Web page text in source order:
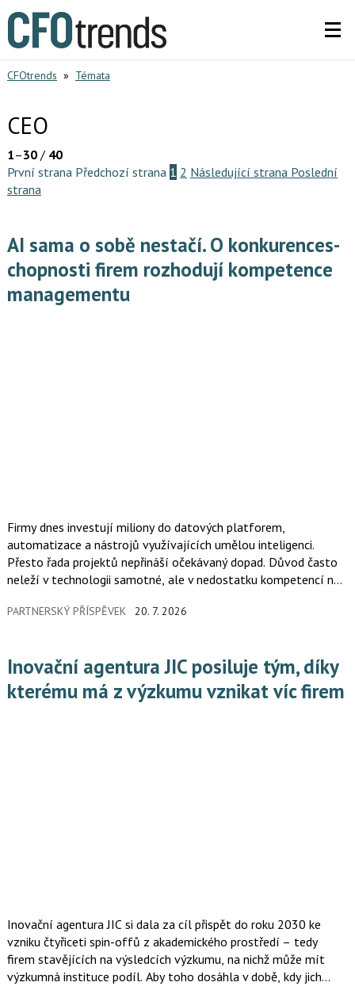
CFOtrends » Témata
CEO
1–30/ 40
První strana Předchozí strana 1 2 Následující strana Poslední
strana
AI sama o sobě nestačí. O konkurences­
chopnosti firem rozhodují kompetence
managementu
Firmy dnes investují miliony do datových platforem,
automatizace a nástrojů využívajících umělou inteligenci.
Přesto řada projektů nepřináší očekávaný dopad. Důvod často
neleží v technologii samotné, ale v nedostatku kompetencí na
s daty, rozumět možnostem AI a efektivně propojit byznys s IT
se strategickou investicí.
PARTNERSKÝ PŘÍSPĚVEK 20. 7. 2026
Inovační agentura JIC posiluje tým, díky
kterému má z výzkumu vznikat víc firem
Inovační agentura JIC si dala za cíl přispět do roku 2030 ke
vzniku čtyřiceti spin-offů z akademického prostředí – tedy
firem stavějících na výsledcích výzkumu, na nichž může mít
výzkumná instituce podíl. Aby toho dosáhla v době, kdy jich